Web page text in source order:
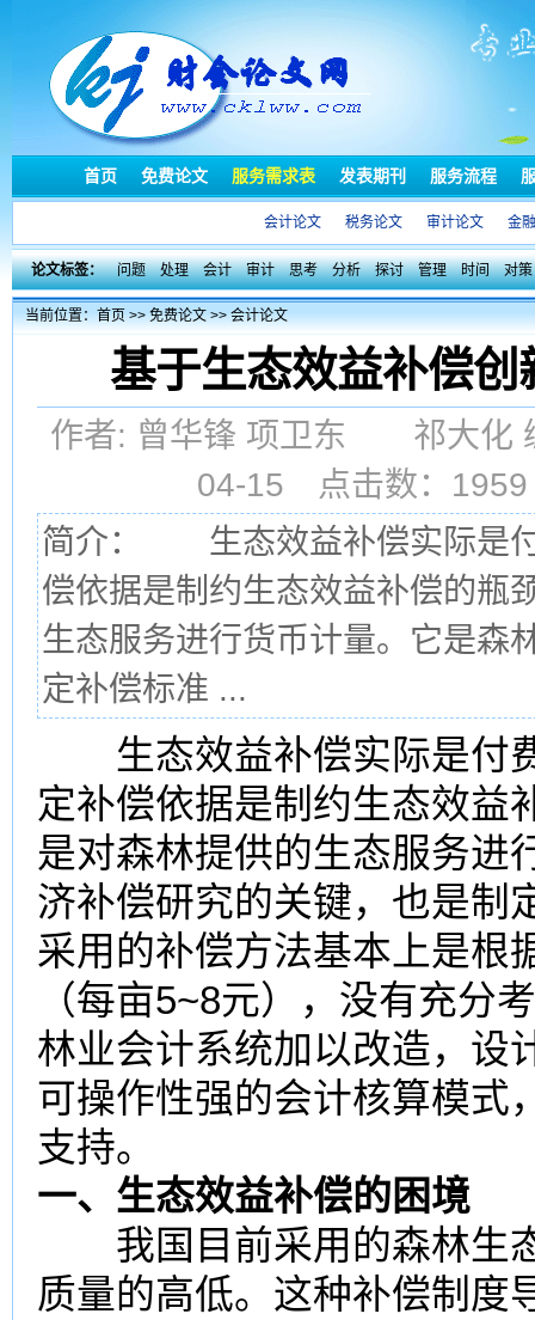
首页 免费论文 服务需求表 发表期刊 服务流程
会计论文 税务论文 审计论文 金
论文标签： 问题 处理 会计 审计 思考 分析 探讨 管理 时间 对策
当前位置：首页>>免费论文>>会计论文
基于生态效益补偿
作者: 曾华锋 项卫东 祁大化
04-15 点击数：
简介： 生态效益补偿实际是付
偿依据是制约生态效益补偿的瓶
生态服务进行货币计量。它是森
定补偿标准 ...
生态效益补偿实际是付
定补偿依据是制约生态效益
是对森林提供的生态服务进
济补偿研究的关键，也是制
采用的补偿方法基本上是根
（每亩5~8元），没有充分
林业会计系统加以改造，设
可操作性强的会计核算模式
支持。
一、生态效益补偿的困境
我国目前采用的森林生
质量的高低。这种补偿制度